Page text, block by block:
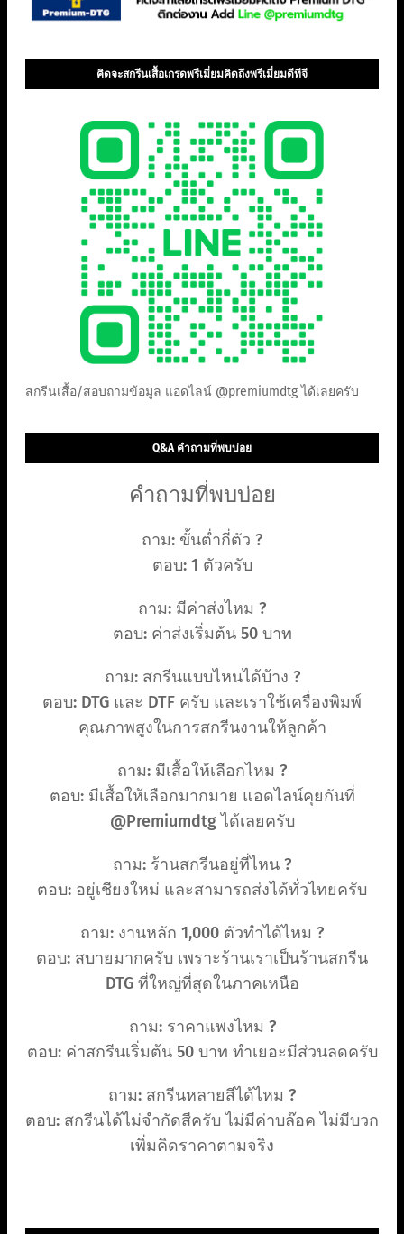
คิดจะสกรีนเสื้อเกรดพรีเมี่ยมคิดถึงพรีเมี่ยมดีทีจี
สกรีนเสื้อ/สอบถามข้อมูล แอดไลน์ @premiumdtg ได้เลยครับ
Q&A คำถามที่พบบ่อย
คำถามที่พบบ่อย
ถาม: ขั้นต่ำกี่ตัว ?
ตอบ: 1 ตัวครับ
ถาม: มีค่าส่งไหม ?
ตอบ: ค่าส่งเริ่มต้น 50 บาท
ถาม: สกรีนแบบไหนได้บ้าง ?
ตอบ: DTG และ DTF ครับ และเราใช้เครื่องพิมพ์
คุณภาพสูงในการสกรีนงานให้ลูกค้า
ถาม: มีเสื้อให้เลือกไหม ?
ตอบ: มีเสื้อให้เลือกมากมาย แอดไลน์คุยกันที่
@Premiumdtg ได้เลยครับ
ถาม: ร้านสกรีนอยู่ที่ไหน ?
ตอบ: อยู่เชียงใหม่ และสามารถส่งได้ทั่วไทยครับ
ถาม: งานหลัก 1,000 ตัวทำได้ไหม ?
ตอบ: สบายมากครับ เพราะร้านเราเป็นร้านสกรีน
DTG ที่ใหญ่ที่สุดในภาคเหนือ
ถาม: ราคาแพงไหม ?
ตอบ: ค่าสกรีนเริ่มต้น 50 บาท ทำเยอะมีส่วนลดครับ
ถาม: สกรีนหลายสีได้ไหม ?
ตอบ: สกรีนได้ไม่จำกัดสีครับ ไม่มีค่าบล๊อค ไม่มีบวก
เพิ่มคิดราคาตามจริง